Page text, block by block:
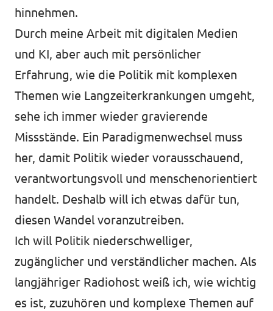
hinnehmen.
Durch meine Arbeit mit digitalen Medien
und KI, aber auch mit persönlicher
Erfahrung, wie die Politik mit komplexen
Themen wie Langzeiterkrankungen umgeht,
sehe ich immer wieder gravierende
Missstände. Ein Paradigmenwechsel muss
her, damit Politik wieder vorausschauend,
verantwortungsvoll und menschenorientiert
handelt. Deshalb will ich etwas dafür tun,
diesen Wandel voranzutreiben.
Ich will Politik niederschwelliger,
zugänglicher und verständlicher machen. Als
langjähriger Radiohost weiß ich, wie wichtig
es ist, zuzuhören und komplexe Themen auf